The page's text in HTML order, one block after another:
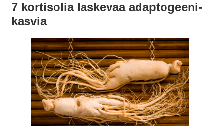
7 kortisolia laskevaa adaptogeeni-
kasvia